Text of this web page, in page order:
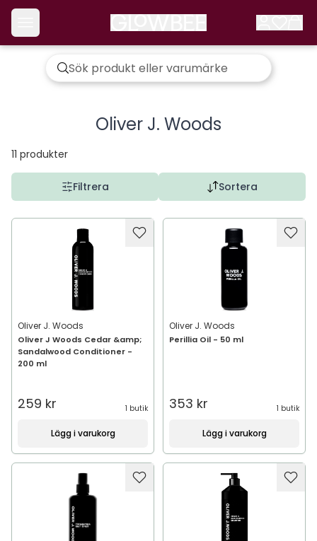
Oliver J. Woods
11 produkter
Filtrera Sortera
Oliver J. Woods
Oliver J Woods Cedar &amp;
Sandalwood Conditioner -
200 ml
259 kr 1 butik
Lägg i varukorg
Oliver J. Woods
Perillia Oil - 50 ml
353 kr 1 butik
Lägg i varukorg